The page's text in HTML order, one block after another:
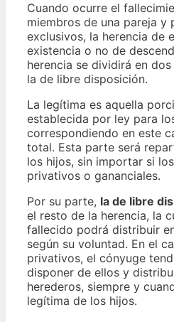
Cuando ocurre el
miembros de una pareja y
exclusivos, la herencia de
existencia o no de
herencia se dividirá en
la de libre disposición.
La legítima es aquella
establecida por ley para
correspondiendo en este
total. Esta parte será
los hijos, sin importar si
privativos o gananciales.
Por su parte, la de libre
el resto de la herencia, la
fallecido podrá distribuir
según su voluntad. En el
privativos, el cónyuge
disponer de ellos y
herederos, siempre y
legítima de los hijos.